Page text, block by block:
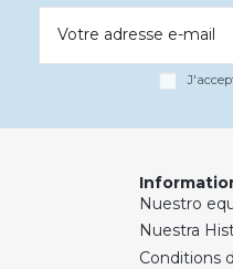
Votre adresse e-mail
Nuestro
Nuestra
Conditions